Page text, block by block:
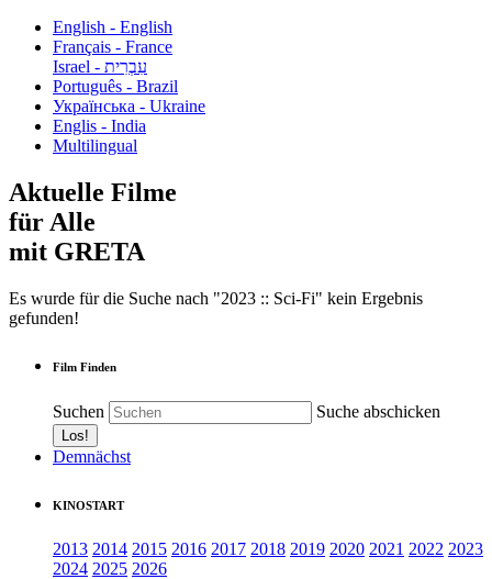
English - English
Français - France
עִבְרִית - Israel
Português - Brazil
Українська - Ukraine
Englis - India
Multilingual
Aktuelle Filme
für Alle
mit GRETA
Es wurde für die Suche nach "2023 :: Sci-Fi" kein Ergebnis
gefunden!
Film Finden
Suchen Suche abschicken
Demnächst
KINOSTART
2013 2014 2015 2016 2017 2018 2019 2020 2021 2022 2023
2024 2025 2026